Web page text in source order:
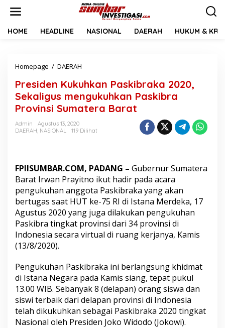
HOME HEADLINE NASIONAL DAERAH HUKUM &
Homepage / DAERAH
e
s
d
n
u
h
k
a
n
P
a
s
k
r
a
k
a
2
0
2
Presiden Kukuhkan Paskibraka 2020,
Sekaligus mengukuhkan Paskibra
Provinsi Sumatera Barat
Admin
Agustus 13, 2020
DAERAH, NASIONAL 119 Dilihat
FPIISUMBAR.COM, PADANG – Gubernur Sumatera
Barat Irwan Prayitno ikut hadir pada acara
pengukuhan anggota Paskibraka yang akan
bertugas saat HUT ke-75 RI di Istana Merdeka, 17
Agustus 2020 yang juga dilakukan pengukuhan
Paskibra tingkat provinsi dari 34 provinsi di
Indonesia secara virtual di ruang kerjanya, Kamis
(13/8/2020).
Pengukuhan Paskibraka ini berlangsung khidmat
di Istana Negara pada Kamis siang, tepat pukul
13.00 WIB. Sebanyak 8 (delapan) orang siswa dan
siswi terbaik dari delapan provinsi di Indonesia
telah dikukuhkan sebagai Paskibraka 2020 tingkat
Nasional oleh Presiden Joko Widodo (Jokowi).